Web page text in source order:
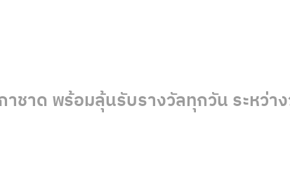
ชาด พร้อมลุ้นรับรางวัลทุกวัน ระหว่า